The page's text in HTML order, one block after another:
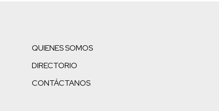
QUIENES SOMOS
DIRECTORIO
CONTÁCTANOS